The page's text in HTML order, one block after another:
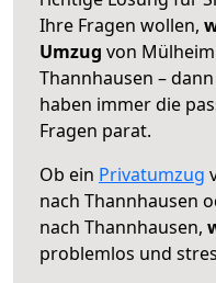
Ihre Fragen wollen,
Umzug von
Thannhausen –
haben immer die
Fragen parat.
Ob ein Privatumzug
nach Thannhausen
nach Thannhausen,
problemlos und